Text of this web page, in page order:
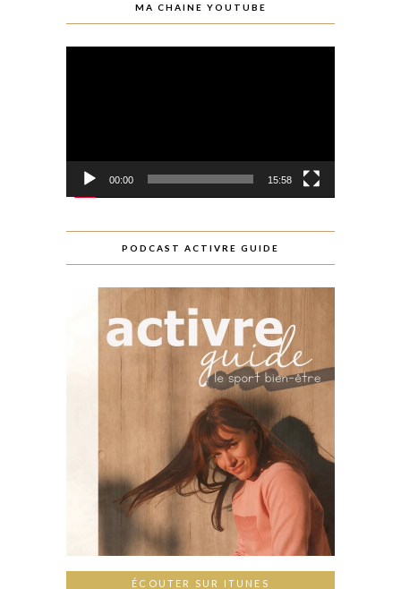
MA CHAINE YOUTUBE
00:00 15:58
PODCAST ACTIVRE GUIDE
ÉCOUTER SUR ITUNES